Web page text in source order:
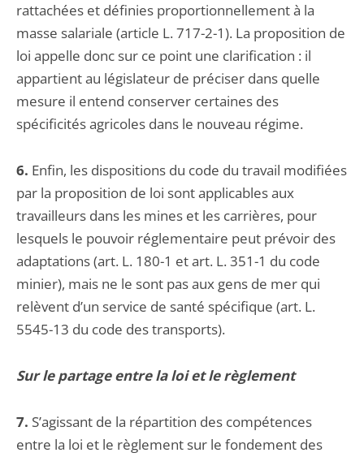
rattachées et définies proportionnellement à la
masse salariale (article L. 717-2-1). La proposition de
loi appelle donc sur ce point une clarification : il
appartient au législateur de préciser dans quelle
mesure il entend conserver certaines des
spécificités agricoles dans le nouveau régime.
6. Enfin, les dispositions du code du travail modifiées
par la proposition de loi sont applicables aux
travailleurs dans les mines et les carrières, pour
lesquels le pouvoir réglementaire peut prévoir des
adaptations (art. L. 180-1 et art. L. 351-1 du code
minier), mais ne le sont pas aux gens de mer qui
relèvent d’un service de santé spécifique (art. L.
5545-13 du code des transports).
Sur le partage entre la loi et le règlement
7. S’agissant de la répartition des compétences
entre la loi et le règlement sur le fondement des